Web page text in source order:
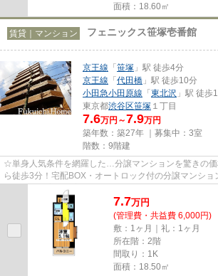
面積：18.60㎡
賃貸｜マンション フェニックス笹塚壱番館
京王線 「笹塚 」駅 徒歩4分
京王線 「代田橋 」駅 徒歩10分
小田急小田原線 「東北沢 」駅 徒歩
東京都渋谷区笹塚 １丁目
7.6万円～7.9万円
築年数：築27年 ｜募集中： 3室
階数：9階建
☆単身人気条件を網羅した…分譲マンションを驚きの
ら徒歩3分！宅配BOX・オートロック付の分譲マンシ
き、明るい室内、室内洗濯機置き場と...
7.7万円
(管理費・共益費 6,000円)
敷：1ヶ月｜礼：1ヶ月
所在階：2階
間取り：1K
面積：18.50㎡